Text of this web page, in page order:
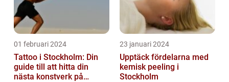
01 februari 2024
Tattoo i Stockholm: Din
guide till att hitta din
nästa konstverk på
23 januari 2024
Upptäck fördelarna med
kemisk peeling i
Stockholm